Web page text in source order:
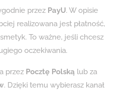
przez PayU. W opisie
realizowana jest płatność,
To ważne, jeśli chcesz
oczekiwania.
przez Pocztę Polską lub za
. Dzięki temu wybierasz kanał